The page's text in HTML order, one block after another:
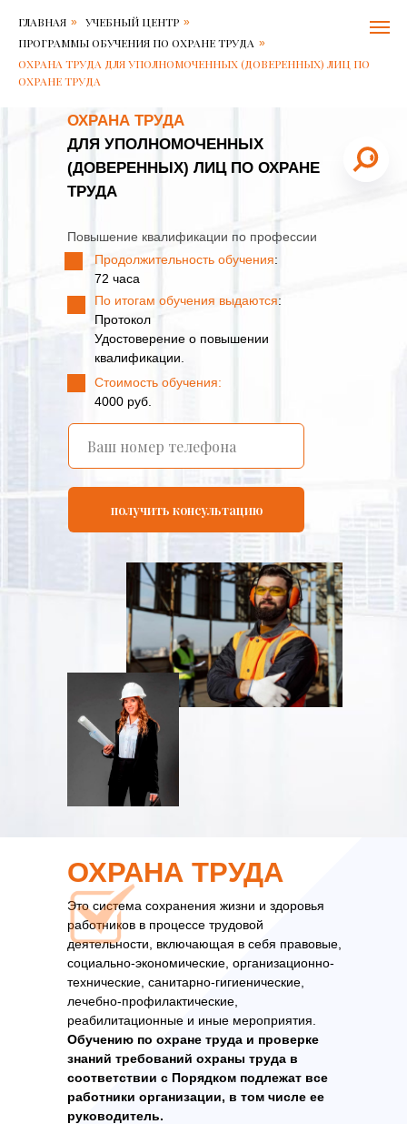
ГЛАВНАЯ » УЧЕБНЫЙ ЦЕНТР »
ПРОГРАММЫ ОБУЧЕНИЯ ПО ОХРАНЕ ТРУДА »
ОХРАНА ТРУДА ДЛЯ УПОЛНОМОЧЕННЫХ (ДОВЕРЕННЫХ) ЛИЦ ПО
ОХРАНЕ ТРУДА
центр
безопасности
Контакты:
Адрес:
Решетникова
Электронная
6007971@bcs.spb.ru
ТРУДА
ДЛЯ
(ДОВЕРЕННЫХ)
ЛИЦ
ПО
Продолжительность
ОХРАНА ТРУДА
ДЛЯ УПОЛНОМОЧЕННЫХ
(ДОВЕРЕННЫХ) ЛИЦ ПО ОХРАНЕ
ТРУДА
Повышение квалификации по профессии
Продолжительность обучения:
72 часа
По итогам обучения выдаются:
Протокол
Удостоверение о повышении
квалификации.
Стоимость обучения:
4000 руб.
получить консультацию
ОХРАНА ТРУДА
Это система сохранения жизни и здоровья
работни­ков в процессе трудовой
деятельности, включающая в себя правовые,
социально-экономические, организационно-
технические, санитарно-гигиенические,
лечебно-профилактические,
реабилитационные и иные мероприятия.
Обучению по охране труда и проверке
знаний требований охраны труда в
соответствии с Порядком подлежат все
работники организации, в том числе ее
руководитель.